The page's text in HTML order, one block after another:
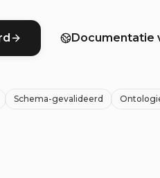
Documentatie
Schema-gevalideerd